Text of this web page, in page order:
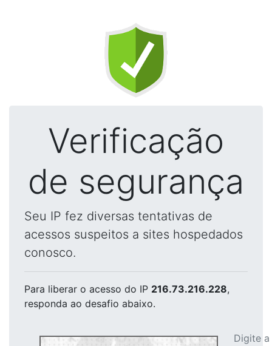
Verificação
de segurança
Seu IP fez diversas tentativas de
acessos suspeitos a sites hospedados
conosco.
Para liberar o acesso do IP 216.73.216.228,
responda ao desafio abaixo.
Digite